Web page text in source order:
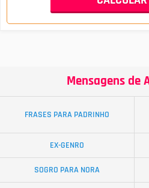
Mensagens de
FRASES PARA PADRINHO
EX-GENRO
SOGRO PARA NORA